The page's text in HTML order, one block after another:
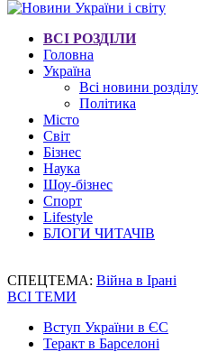
ВСІ РОЗДІЛИ
Головна
Україна
Всі новини розділу
Політика
Місто
Світ
Бізнес
Наука
Шоу-бізнес
Спорт
Lifestyle
БЛОГИ ЧИТАЧІВ
СПЕЦТЕМА: Війна в Ірані
ВСІ ТЕМИ
Вступ України в ЄС
Теракт в Барселоні